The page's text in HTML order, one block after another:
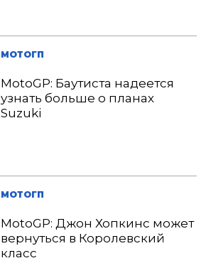
МОТОГП
MotoGP: Баутиста надеется
узнать больше о планах
Suzuki
МОТОГП
MotoGP: Джон Хопкинс может
вернуться в Королевский
класс